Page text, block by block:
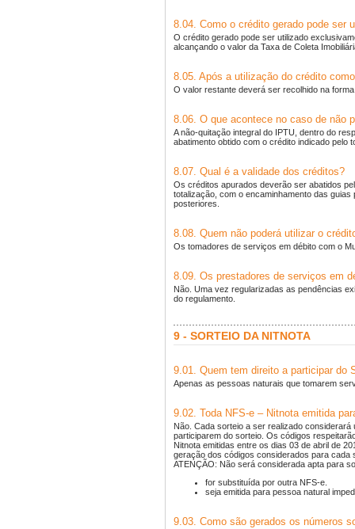
8.04. Como o crédito gerado pode ser
O crédito gerado pode ser utilizado
alcançando o valor da Taxa de Coleta
8.05. Após a utilização do crédito
O valor restante deverá ser recolhido na
8.06. O que acontece no caso de não
A não-quitação integral do IPTU, dentro do
abatimento obtido com o crédito indicado pelo
8.07. Qual é a validade dos créditos?
Os créditos apurados deverão ser abatidos
totalização, com o encaminhamento das
posteriores.
8.08. Quem não poderá utilizar o
Os tomadores de serviços em débito com o
8.09. Os prestadores de serviços em
Não. Uma vez regularizadas as pendências
do regulamento.
9 - SORTEIO DA NITNOTA
9.01. Quem tem direito a participar do
Apenas as pessoas naturais que tomarem
9.02. Toda NFS-e – Nitnota emitida
Não. Cada sorteio a ser realizado
participarem do sorteio. Os códigos
Nitnota emitidas entre os dias 03 de abril de
geração dos códigos considerados para
ATENÇÃO: Não será considerada apta para
for substituída por outra NFS-e.
seja emitida para pessoa natural
9.03. Como são gerados os números